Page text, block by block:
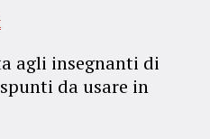
agli insegnanti di
da usare in